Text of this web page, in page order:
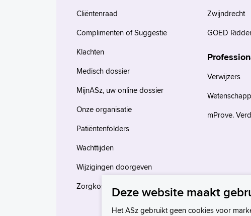
Cliëntenraad
Complimenten of Suggestie
Klachten
Medisch dossier
MijnASz, uw online dossier
Onze organisatie
Patiëntenfolders
Wachttijden
Wijzigingen doorgeven
Zorgkosten en verzekeringen
Zwijndrecht
GOED
Verwijzers
mProve.
Deze website maakt
Het ASz gebruikt geen cookies voor